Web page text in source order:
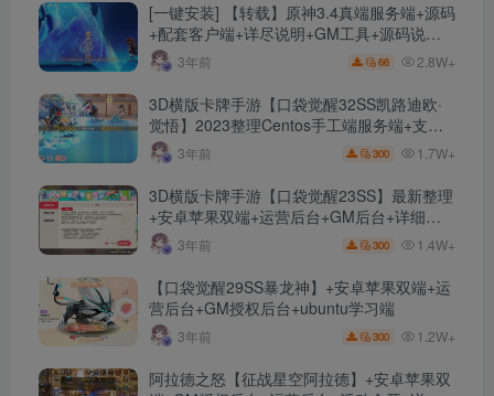
[一键安装] 【转载】原神3.4真端服务端+源码
+配套客户端+详尽说明+GM工具+源码说明
文件3年前 66 2.8W+
3D横版卡牌手游【口袋觉醒32SS凯路迪欧·
觉悟】2023整理Centos手工端服务端+支付
对接+安卓苹果双端+运营后台+GM授权后台
+代理后台
3年前 300 1.7W+
3D横版卡牌手游【口袋觉醒23SS】最新整理
+安卓苹果双端+运营后台+GM后台+详细搭
建教程3年前 300 1.4W+
【口袋觉醒29SS暴龙神】+安卓苹果双端+运
营后台+GM授权后台+ubuntu学习端
3年前 300 1.2W+
阿拉德之怒【征战星空阿拉德】+安卓苹果双